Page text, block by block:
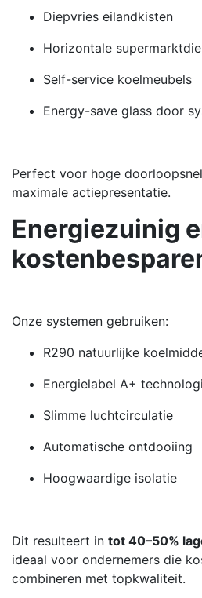
Diepvries eilandkisten
Horizontale
Self-service koelmeubels
Energy-save glass door
Perfect voor hoge
maximale actiepresentatie.
Energiezuinig
Onze systemen gebruiken:
R290 natuurlijke
Energielabel A+
Slimme luchtcirculatie
Automatische ontdooiing
Hoogwaardige isolatie
Dit resulteert in tot 40–50%
ideaal voor ondernemers die
combineren met topkwaliteit.